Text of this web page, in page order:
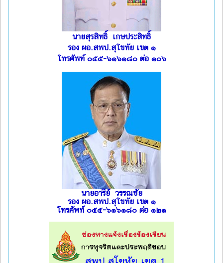
นายสุรสิทธิ์ เกษประสิทธิ์
รอง ผอ.สพป.สุโขทัย เขต ๑
โทรศัพท์ ๐๕๕-๖๑๖๑๘๐ ต่อ ๑๐๖
นายอารีย์ วรรณชัย
รอง ผอ.สพป.สุโขทัย เขต ๑
โทรศัพท์ ๐๕๕-๖๑๖๑๘๐ ต่อ ๑๒๑